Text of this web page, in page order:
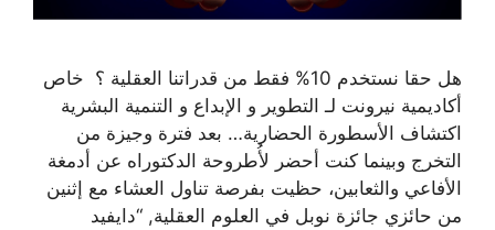
هل حقا نستخدم 10% فقط من قدراتنا العقلية ؟ خاص
أكاديمية نيرونت لـ التطوير و الإبداع و التنمية البشرية
اكتشاف الأسطورة الحضارية… بعد فترة وجيزة من
التخرج وبينما كنت أحضر لأُطروحة الدكتوراه عن أدمغة
الأفاعي والثعابين، حظيت بفرصة تناول العشاء مع إثنين
من حائزي جائزة نوبل في العلوم العقلية, “دايفيد